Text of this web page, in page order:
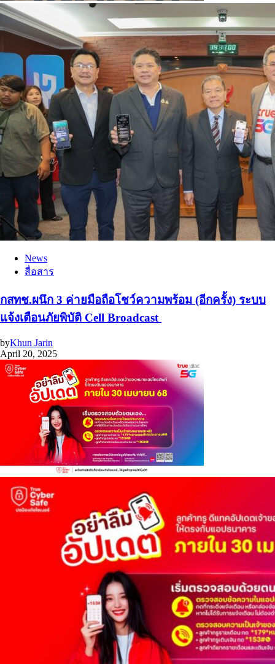
News
สื่อสาร
กสทช.ผนึก 3 ค่ายมือถือโชว์ความพร้อม (อีกครั้ง) ระบบ
แจ้งเตือนภัยพิบัติ Cell Broadcast
byKhun Jarin
April 20, 2025